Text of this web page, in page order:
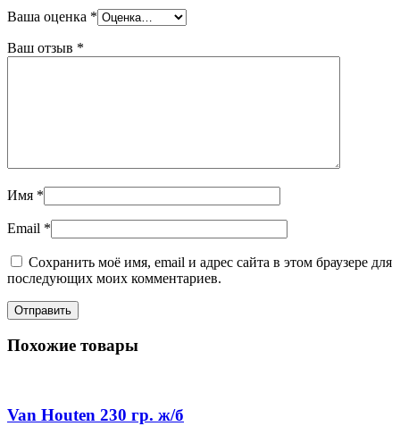
Ваша оценка *
Ваш отзыв *
Имя *
Email *
Сохранить моё имя, email и адрес сайта в этом браузере для
последующих моих комментариев.
Похожие товары
Van Houten 230 гр. ж/б